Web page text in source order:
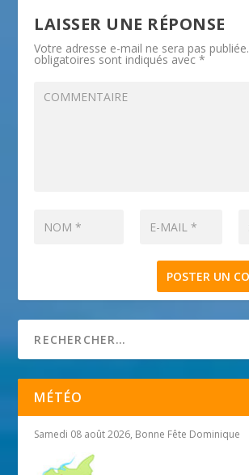
LAISSER UNE RÉPONSE
Votre adresse e-mail ne sera pas publiée.
obligatoires sont indiqués avec*
MÉTÉO
Samedi 08 août 2026, Bonne Fête Dominique